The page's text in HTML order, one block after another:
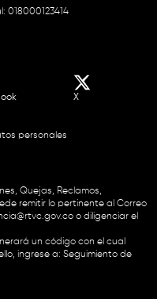
018000123414
X
personales
Quejas, Reclamos,
remitir lo pertinente al Correo
o diligenciar el
un código con el cual
ingrese a: Seguimiento de